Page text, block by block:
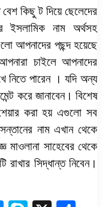
কিছু ট দিয়ে ছেলেদের
ইসলামিক নাম অর্থসহ
আপনাদের পছন্দ হয়েছে
চাইলে আপনাদের
নিতে পারেন । যদি অন্য
করে জানাবেন। বিশেষ
করা হয় এগুলো সব
নাম এখান থেকে
মাওলানা সাহেবের থেকে
রাখার সিদ্ধান্ত নিবেন।